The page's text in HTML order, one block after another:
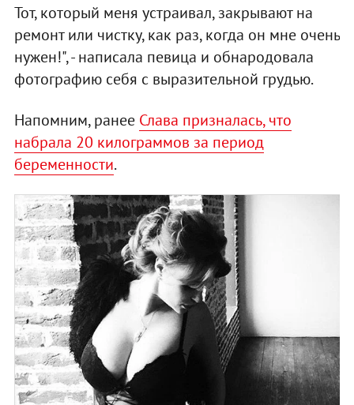
Тот, который меня устраивал, закрывают на
ремонт или чистку, как раз, когда он мне очень
нужен!", - написала певица и обнародовала
фотографию себя с выразительной грудью.
Напомним, ранее Слава призналась, что
набрала 20 килограммов за период
беременности.